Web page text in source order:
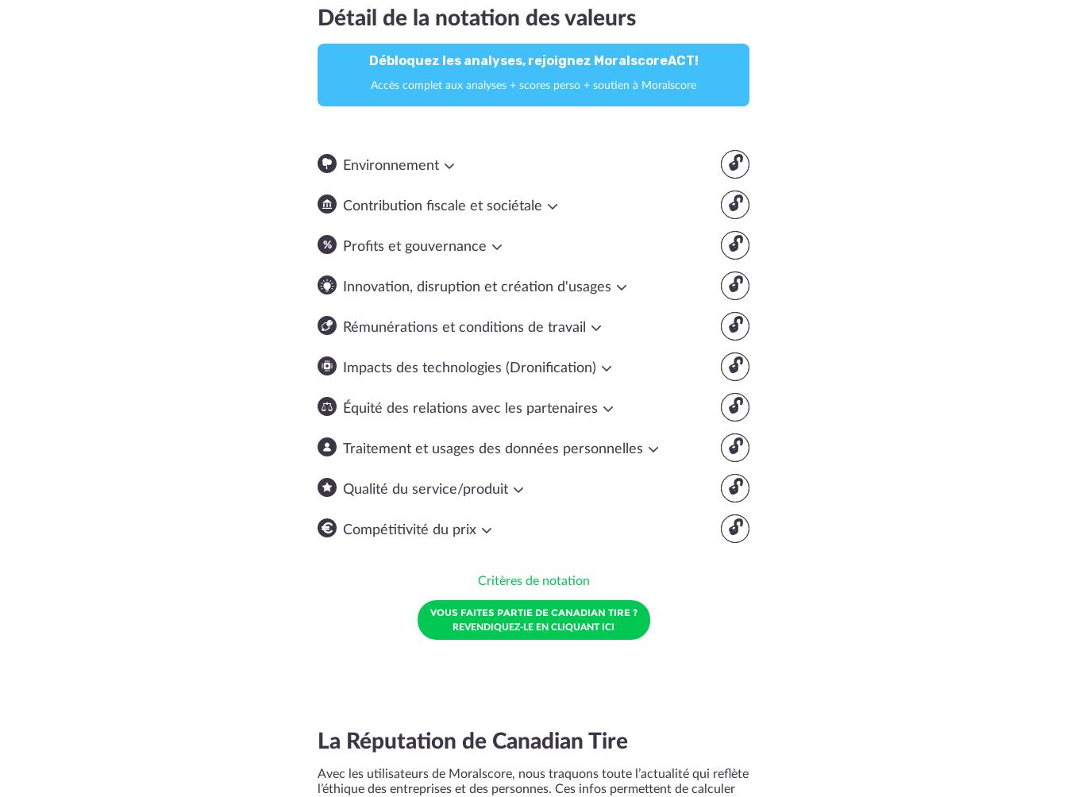
Détail de la notation des valeurs
Débloquez les analyses, rejoignez MoralscoreACT!
Accès complet aux analyses + scores perso + soutien à Moralscore
🔓
Environnement
🔓
Contribution fiscale et sociétale
🔓
Profits et gouvernance
🔓
Innovation, disruption et création d'usages
🔓
Rémunérations et conditions de travail
🔓
Impacts des technologies (Dronification)
🔓
Équité des relations avec les partenaires
🔓
Traitement et usages des données personnelles
🔓
Qualité du service/produit
🔓
Compétitivité du prix
Critères de notation
VOUS FAITES PARTIE DE CANADIAN TIRE ?
REVENDIQUEZ-LE EN CLIQUANT ICI
La Réputation de Canadian Tire
Avec les utilisateurs de Moralscore, nous traquons toute l’actualité qui reflète
l’éthique des entreprises et des personnes. Ces infos permettent de calculer